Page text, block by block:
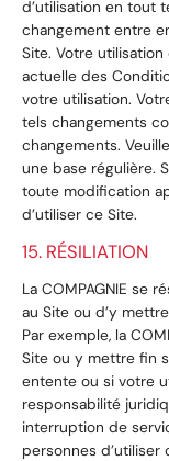
d’utilisation en tout
changement entre
Site. Votre
actuelle des
votre utilisation.
tels changements
changements.
une base régulière.
toute modification
d’utiliser ce Site.
15. RÉSILIATION
La COMPAGNIE se
au Site ou d’y
Par exemple, la
Site ou y mettre fin
entente ou si votre
responsabilité
interruption de
personnes d’utiliser